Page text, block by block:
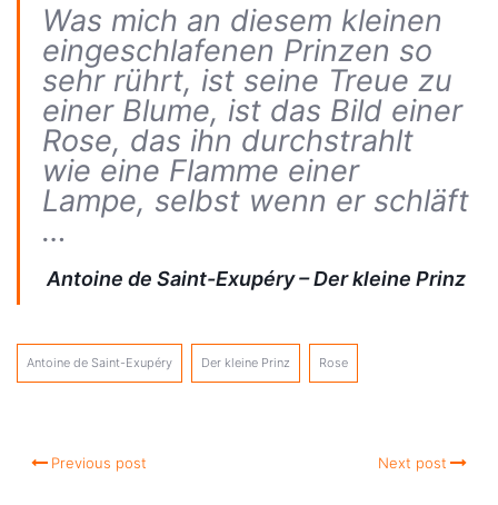
Was mich an diesem kleinen
eingeschlafenen Prinzen so
sehr rührt, ist seine Treue zu
einer Blume, ist das Bild einer
Rose, das ihn durchstrahlt
wie eine Flamme einer
Lampe, selbst wenn er schläft
…
Antoine de Saint-Exupéry – Der kleine Prinz
Antoine de Saint-Exupéry Der kleine Prinz Rose
Previous post Next post